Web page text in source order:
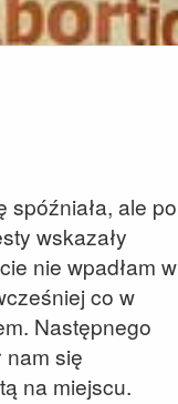
spóźniała, ale po
wskazały
nie wpadłam w
co w
Następnego
nam się
na miejscu.